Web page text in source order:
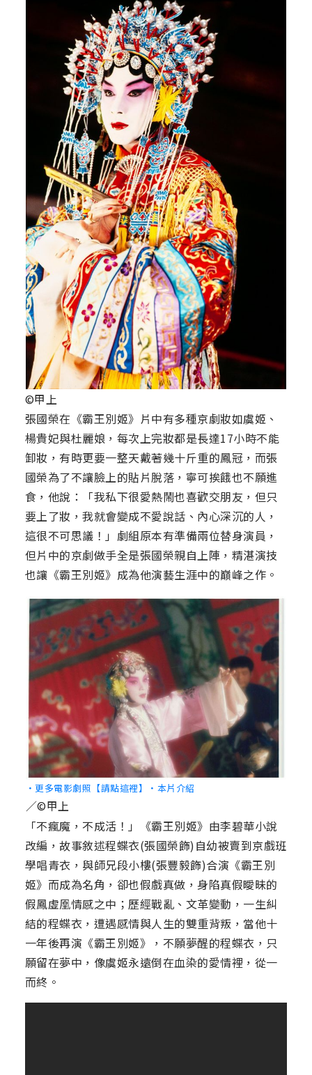
©甲上
張國榮在《霸王別姬》片中有多種京劇妝如虞姬、
楊貴妃與杜麗娘，每次上完妝都是長達17小時不能
卸妝，有時更要一整天戴著幾十斤重的鳳冠，而張
國榮為了不讓臉上的貼片脫落，寧可挨餓也不願進
食，他說：「我私下很愛熱鬧也喜歡交朋友，但只
要上了妝，我就會變成不愛說話、內心深沉的人，
這很不可思議！」劇組原本有準備兩位替身演員，
但片中的京劇做手全是張國榮親自上陣，精湛演技
也讓《霸王別姬》成為他演藝生涯中的巔峰之作。
‧更多電影劇照【請點這裡】 ‧本片介紹
／©甲上
「不瘋魔，不成活！」《霸王別姬》由李碧華小說
改編，故事敘述程蝶衣(張國榮飾)自幼被賣到京戲班
學唱青衣，與師兄段小樓(張豐毅飾)合演《霸王別
姬》而成為名角，卻也假戲真做，身陷真假曖昧的
假鳳虛凰情感之中；歷經戰亂、文革變動，一生糾
結的程蝶衣，遭遇感情與人生的雙重背叛，當他十
一年後再演《霸王別姬》，不願夢醒的程蝶衣，只
願留在夢中，像虞姬永遠倒在血染的愛情裡，從一
而終。